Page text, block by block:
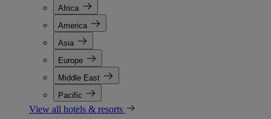
Africa
America
Asia
Europe
Middle East
Pacific
View all hotels & resorts